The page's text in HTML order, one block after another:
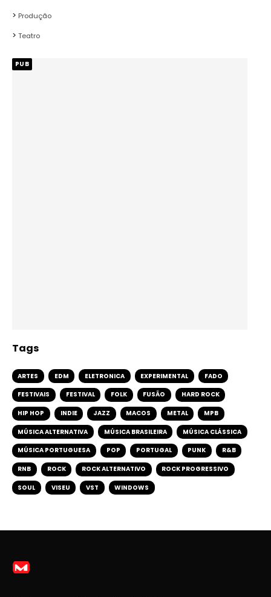
Produção
Teatro
PUB
Tags
ARTES EDM ELETRONICA EXPERIMENTAL FADO
FESTIVAIS FESTIVAL FOLK FUSÃO HARD ROCK
HIP HOP INDIE JAZZ MACOS METAL MPB
MÚSICA ALTERNATIVA MÚSICA BRASILEIRA MÚSICA CLÁSSICA
MÚSICA PORTUGUESA POP PORTUGAL PUNK R&B
RNB ROCK ROCK ALTERNATIVO ROCK PROGRESSIVO
SOUL VISEU VST WINDOWS